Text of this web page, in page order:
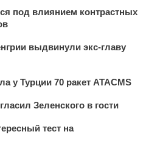
под влиянием контрастных
выдвинули экс-главу
у Турции 70 ракет ATACMS
Зеленского в гости
тест на